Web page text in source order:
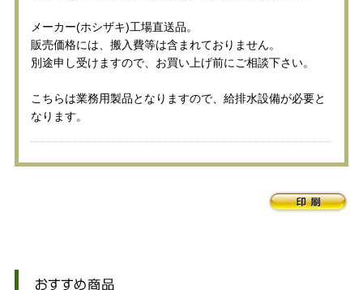
メーカー(ホシザキ)工場直送品。
販売価格には、搬入費等は含まれておりません。
別途申し受けますので、お買い上げ前にご相談下さい。
こちらは業務用製品となりますので、給排水設備が必要と
なります。